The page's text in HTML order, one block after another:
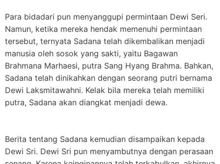
Para bidadari pun menyanggupi permintaan Dewi Seri.
Namun, ketika mereka hendak memenuhi permintaan
tersebut, ternyata Sadana telah dikembalikan menjadi
manusia oleh sosok yang sakti, yaitu Bagawan
Brahmana Marhaesi, putra Sang Hyang Brahma. Bahkan,
Sadana telah dinikahkan dengan seorang putri bernama
Dewi Laksmitawahni. Kelak bila mereka telah memiliki
putra, Sadana akan diangkat menjadi dewa.
Berita tentang Sadana kemudian disampaikan kepada
Dewi Sri. Dewi Sri pun menyambutnya dengan perasaan